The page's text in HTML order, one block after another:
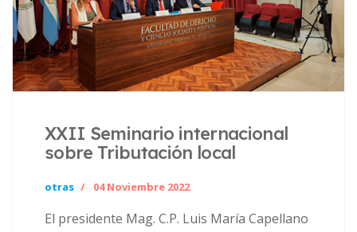
XXII Seminario internacional
sobre Tributación local
otras 04 Noviembre 2022
El presidente Mag. C.P. Luis María Capellano